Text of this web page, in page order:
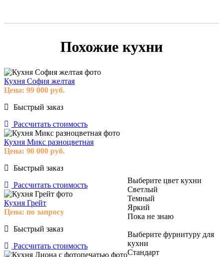
Похожие кухни
Кухня София желтая
Цена: 99 000 руб.
Быстрый заказ
Рассчитать стоимость
Кухня Микс разноцветная
Цена: 90 000 руб.
Быстрый заказ
Рассчитать стоимость
Кухня Грейт
Цена: по запросу
Быстрый заказ
Рассчитать стоимость
Выберите цвет кухни
Светлый
Темный
Яркий
Пока не знаю
Выберите фурнитуру для
кухни
Стандарт